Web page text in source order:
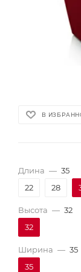
В
Длина — 35
22
28
Высота — 32
32
Ширина — 35
35